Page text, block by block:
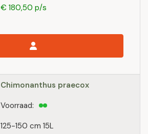
€ 180,50 p/s
Chimonanthus praecox
125-150 cm 15L
Voorraad: